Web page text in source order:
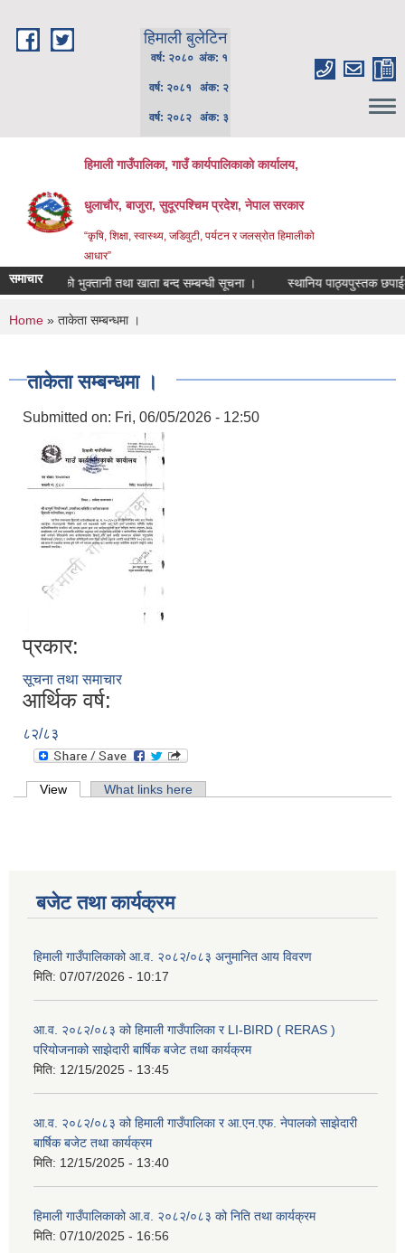
हिमाली बुलेटिन
वर्ष: २०८० अंक: १
वर्ष: २०८१ अंक: २
वर्ष: २०८२ अंक: ३
हिमाली गाउँपालिका, गाउँ कार्यपालिकाकाे कार्यालय,
धुलाचौर, बाजुरा, सुदूरपश्चिम प्रदेश, नेपाल सरकार
“कृषि, शिक्षा, स्वास्थ्य, जडिवुटी, पर्यटन र जलस्रोत हिमालीको
आधार”
समाचार
आ.व. को भुक्तानी तथा खाता बन्द सम्बन्धी सूचना । स्थानिय पाठ्यपुस्तक छपाईका
You are here
Home » ताकेता सम्बन्धमा ।
ताकेता सम्बन्धमा ।
Submitted on: Fri, 06/05/2026 - 12:50
प्रकार:
सूचना तथा समाचार
आर्थिक वर्ष:
८२/८३
Primary tabs
View (active tab)What links here
बजेट तथा कार्यक्रम
हिमाली गाउँपालिकाको आ.व. २०८२/०८३ अनुमानित आय विवरण
मिति: 07/07/2026 - 10:17
आ.व. २०८२/०८३ को हिमाली गाउँपालिका र LI-BIRD ( RERAS )
परियोजनाको साझेदारी बार्षिक बजेट तथा कार्यक्रम
मिति: 12/15/2025 - 13:45
आ.व. २०८२/०८३ को हिमाली गाउँपालिका र आ.एन.एफ. नेपालको साझेदारी
बार्षिक बजेट तथा कार्यक्रम
मिति: 12/15/2025 - 13:40
हिमाली गाउँपालिकाको आ.व. २०८२/०८३ को निति तथा कार्यक्रम
मिति: 07/10/2025 - 16:56